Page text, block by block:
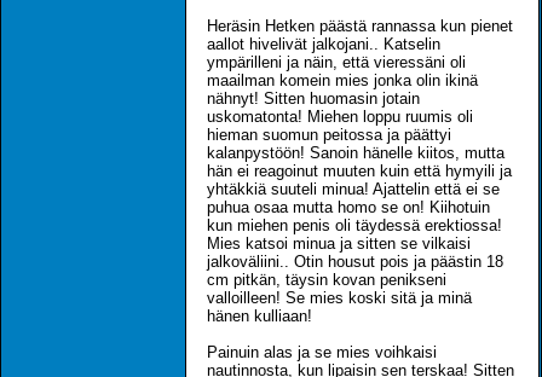
Heräsin Hetken päästä rannassa kun pienet
aallot hivelivät jalkojani.. Katselin
ympärilleni ja näin, että vieressäni oli
maailman komein mies jonka olin ikinä
nähnyt! Sitten huomasin jotain
uskomatonta! Miehen loppu ruumis oli
hieman suomun peitossa ja päättyi
kalanpystöön! Sanoin hänelle kiitos, mutta
hän ei reagoinut muuten kuin että hymyili ja
yhtäkkiä suuteli minua! Ajattelin että ei se
puhua osaa mutta homo se on! Kiihotuin
kun miehen penis oli täydessä erektiossa!
Mies katsoi minua ja sitten se vilkaisi
jalkoväliini.. Otin housut pois ja päästin 18
cm pitkän, täysin kovan penikseni
valloilleen! Se mies koski sitä ja minä
hänen kulliaan!
Painuin alas ja se mies voihkaisi
nautinnosta, kun lipaisin sen terskaa! Sitten